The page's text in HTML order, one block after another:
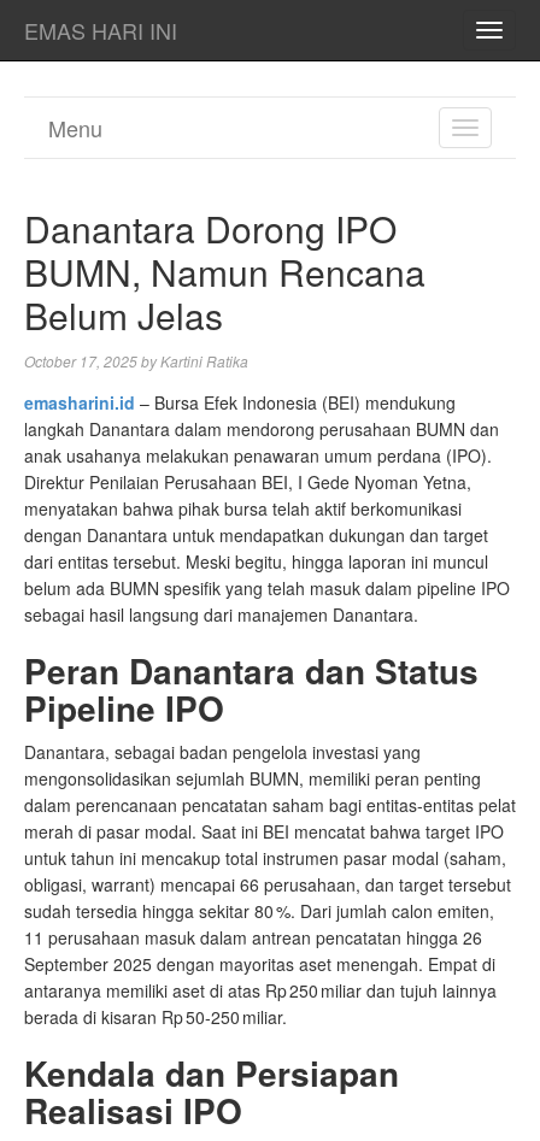
EMAS HARI INI
TOGGLE
Menu
Danantara Dorong IPO
BUMN, Namun Rencana
Belum Jelas
October 17, 2025byKartini Ratika
emasharini.id – Bursa Efek Indonesia (BEI) mendukung
langkah Danantara dalam mendorong perusahaan BUMN dan
anak usahanya melakukan penawaran umum perdana (IPO).
Direktur Penilaian Perusahaan BEI, I Gede Nyoman Yetna,
menyatakan bahwa pihak bursa telah aktif berkomunikasi
dengan Danantara untuk mendapatkan dukungan dan target
dari entitas tersebut. Meski begitu, hingga laporan ini muncul
belum ada BUMN spesifik yang telah masuk dalam pipeline IPO
sebagai hasil langsung dari manajemen Danantara.
Peran Danantara dan Status
Pipeline IPO
Danantara, sebagai badan pengelola investasi yang
mengonsolidasikan sejumlah BUMN, memiliki peran penting
dalam perencanaan pencatatan saham bagi entitas‑entitas pelat
merah di pasar modal. Saat ini BEI mencatat bahwa target IPO
untuk tahun ini mencakup total instrumen pasar modal (saham,
obligasi, warrant) mencapai 66 perusahaan, dan target tersebut
sudah tersedia hingga sekitar 80 %. Dari jumlah calon emiten,
11 perusahaan masuk dalam antrean pencatatan hingga 26
September 2025 dengan mayoritas aset menengah. Empat di
antaranya memiliki aset di atas Rp 250 miliar dan tujuh lainnya
berada di kisaran Rp 50‑250 miliar.
Kendala dan Persiapan
Realisasi IPO